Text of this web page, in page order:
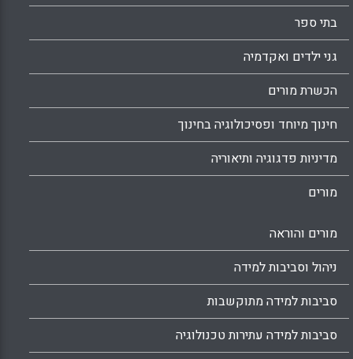
בתי ספר
גני ילדים ואקדמיה
הכשרת מורים
חינוך מיוחד ופסיכולוגיה בחינוך
מדיניות פדגוגיה ותיאוריה
מורים
מורים והוראה
ניהול וסביבות למידה
סביבות למידה מתוקשבות
סביבות למידה עתירות טכנולוגיה